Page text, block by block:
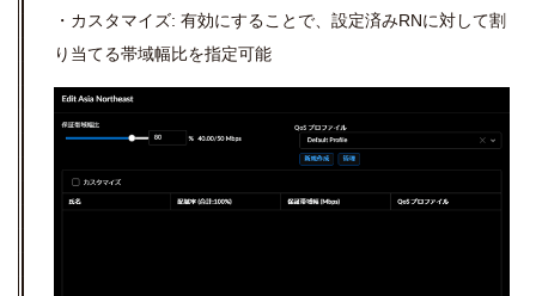
・カスタマイズ: 有効にすることで、設定済みRNに対して割
り当てる帯域幅比を指定可能